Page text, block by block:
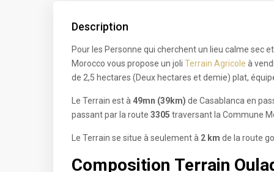
Description
Pour les Personne qui cherchent un lieu calme sec
Morocco vous propose un joli Terrain Agricole à
de 2,5 hectares (Deux hectares et demie) plat,
Le Terrain est à 49mn (39km) de Casablanca en
passant par la route 3305 traversant la Commune
Le Terrain se situe à seulement à 2 km de la route
Composition Terrain